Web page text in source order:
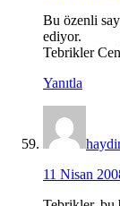
Bu özenli
ediyor.
Tebrikler
Yanıtla
11 Nisan